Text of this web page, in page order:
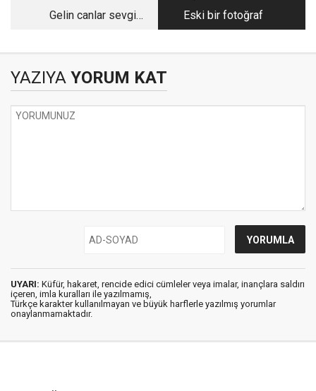
Gelin canlar sevgi
Eski bir fotoğraf
YAZIYA YORUM KAT
UYARI: Küfür, hakaret, rencide edici cümleler veya imalar, inançlara saldırı
içeren, imla kuralları ile yazılmamış,
Türkçe karakter kullanılmayan ve büyük harflerle yazılmış yorumlar
onaylanmamaktadır.